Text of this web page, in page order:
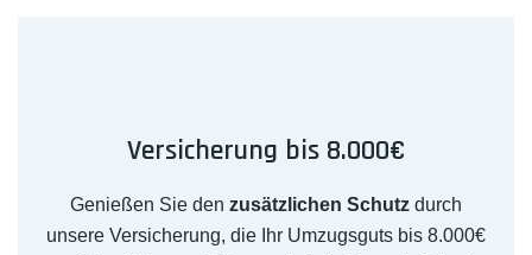
Versicherung bis 8.000€
Genießen Sie den zusätzlichen Schutz durch
unsere Versicherung, die Ihr Umzugsguts bis 8.000€